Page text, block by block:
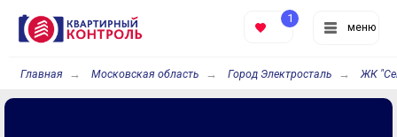
меню
1
Главная Московская область Город Электросталь ЖК